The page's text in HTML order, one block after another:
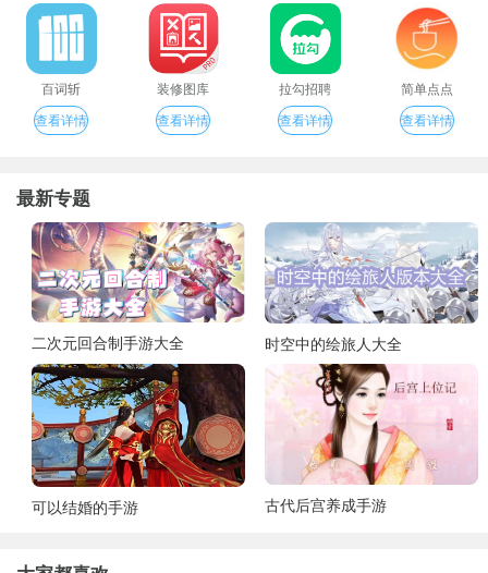
百词斩
查看详情
装修图库
查看详情
拉勾招聘
查看详情
简单点点
查看详情
最新专题
二次元回合制手游大全 时空中的绘旅人大全
可以结婚的手游 古代后宫养成手游